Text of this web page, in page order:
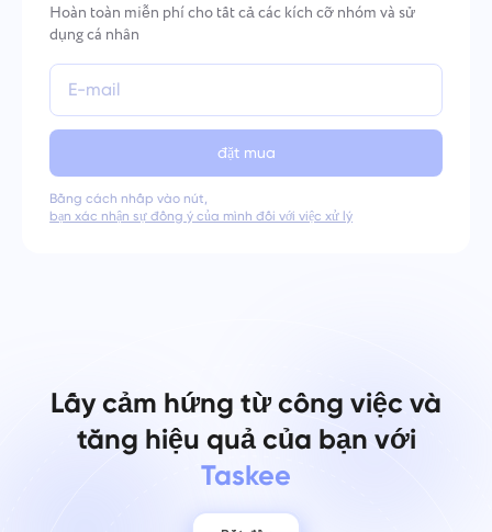
Hoàn toàn miễn phí cho tất cả các kích cỡ nhóm và sử
dụng cá nhân
đặt mua
Bằng cách nhấp vào nút,
bạn xác nhận sự đồng ý của mình đối với việc xử lý
Lấy cảm hứng từ công việc và
tăng hiệu quả của bạn với
Taskee